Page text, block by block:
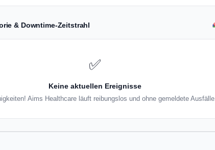
& Downtime-Zeitstrahl
✅
Keine aktuellen Ereignisse
Aims Healthcare läuft reibungslos und ohne gemeldete Ausfälle.